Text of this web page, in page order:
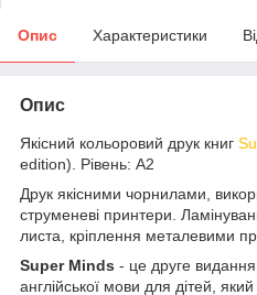
Опис Характеристики
Опис
Якісний кольоровий друк книг
edition). Рівень: A2
Друк якісними чорнилами,
струменеві принтери.
листа, кріплення металевими
Super Minds - це друге
англійської мови для дітей,